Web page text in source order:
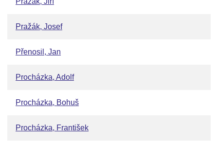
Pražák, Josef
Přenosil, Jan
Procházka, Adolf
Procházka, Bohuš
Procházka, František